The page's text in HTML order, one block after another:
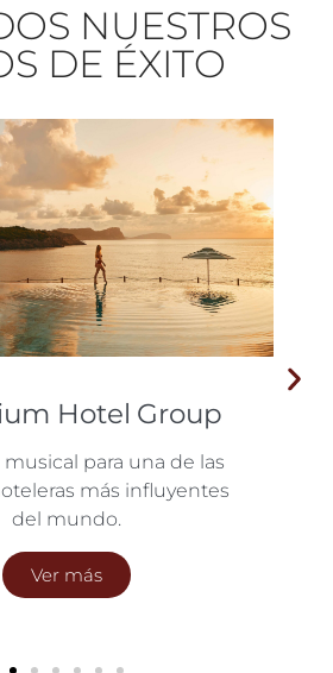
NUESTROS
DE ÉXITO
Rabat
sonora creada
para el lujo.
Ver más